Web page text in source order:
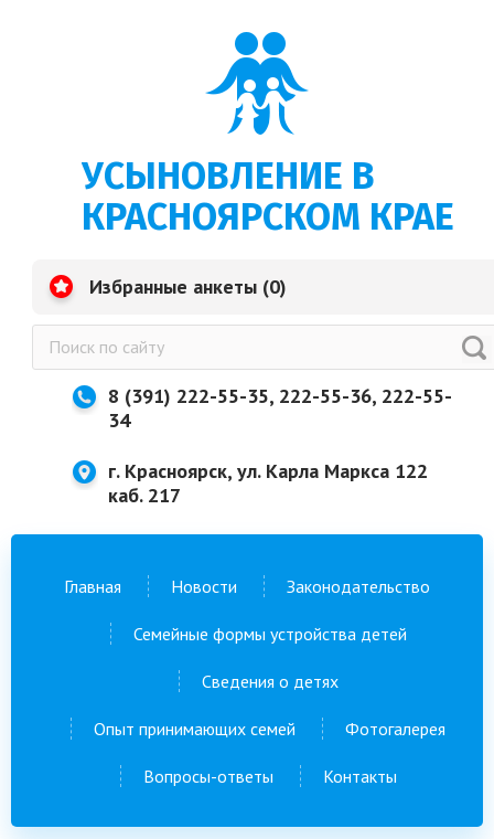
УСЫНОВЛЕНИЕ В
КРАСНОЯРСКОМ КРАЕ
Избранные анкеты (0)
8 (391) 222-55-35, 222-55-36, 222-55-
34
г. Красноярск, ул. Карла Маркса 122
каб. 217
Главная Новости Законодательство
Семейные формы устройства детей
Сведения о детях
Опыт принимающих семей Фотогалерея
Вопросы-ответы Контакты